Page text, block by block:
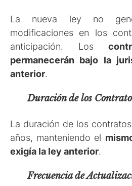
La nueva ley no
modificaciones en los
anticipación. Los
permanecerán bajo la
anterior.
Duración de los
La duración de los
años, manteniendo el
exigía la ley anterior.
Frecuencia de